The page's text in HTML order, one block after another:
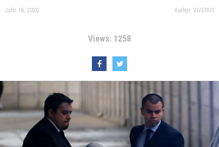
Julio 16, 2020 Author: VIVEPAIS
Views: 1258